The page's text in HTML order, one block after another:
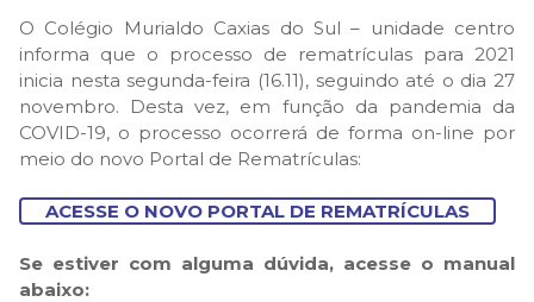
O Colégio Murialdo Caxias do Sul – unidade centro
informa que o processo de rematrículas para 2021
inicia nesta segunda-feira (16.11), seguindo até o dia 27
novembro. Desta vez, em função da pandemia da
COVID-19, o processo ocorrerá de forma on-line por
meio do novo Portal de Rematrículas:
ACESSE O NOVO PORTAL DE REMATRÍCULAS
Se estiver com alguma dúvida, acesse o manual
abaixo: